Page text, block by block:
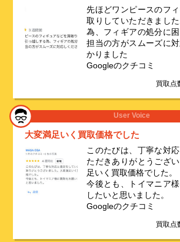
先ほどワンピースのフ
取りしていただきまし
為、フィギアの処分に
担当の方がスムーズに
かりました
Googleのクチコミ
買取点
User Voice
大変満足いく買取価格でした
このたびは、丁寧な対
ただきありがとうござ
足いく買取価格でした。
今後とも、トイマニア
したいと思いました。
Googleのクチコミ
買取点